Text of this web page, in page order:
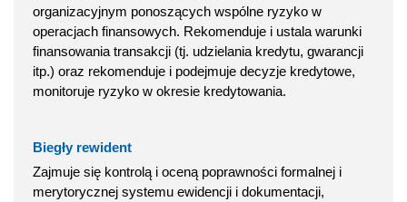
organizacyjnym ponoszących wspólne ryzyko w
operacjach finansowych. Rekomenduje i ustala warunki
finansowania transakcji (tj. udzielania kredytu, gwarancji
itp.) oraz rekomenduje i podejmuje decyzje kredytowe,
monitoruje ryzyko w okresie kredytowania.
Biegły rewident
Zajmuje się kontrolą i oceną poprawności formalnej i
merytorycznej systemu ewidencji i dokumentacji,